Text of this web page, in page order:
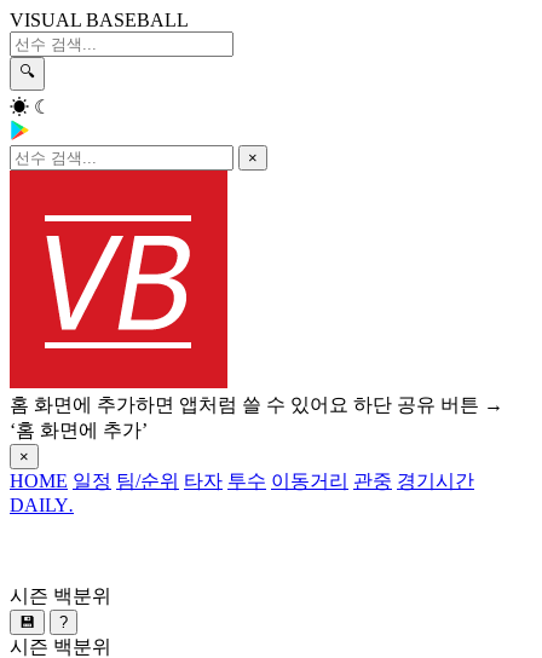
VISUAL BASEBALL
🔍
☀ ☾
×
홈 화면에 추가하면 앱처럼 쓸 수 있어요 하단 공유 버튼 →
‘홈 화면에 추가’
×
HOME 일정 팀/순위 타자 투수 이동거리 관중 경기시간
DAILY.
시즌 백분위
💾 ?
시즌 백분위